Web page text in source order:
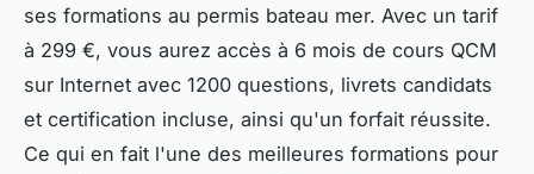
ses formations au permis bateau mer. Avec un tarif
à 299 €, vous aurez accès à 6 mois de cours QCM
sur Internet avec 1200 questions, livrets candidats
et certification incluse, ainsi qu'un forfait réussite.
Ce qui en fait l'une des meilleures formations pour